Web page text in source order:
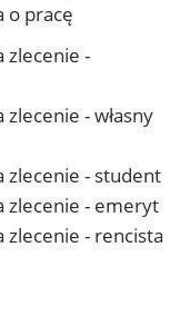
o pracę
zlecenie -
- własny
- student
zlecenie - emeryt
- rencista